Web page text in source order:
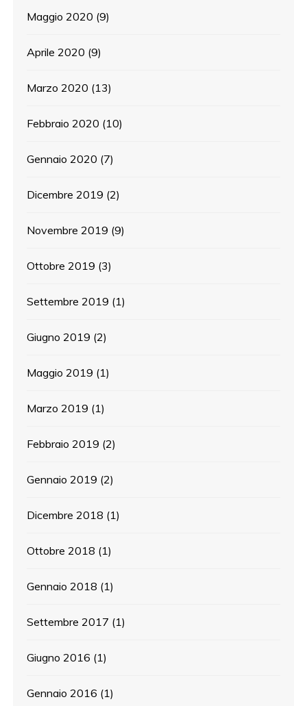
Maggio 2020 (9)
Aprile 2020 (9)
Marzo 2020 (13)
Febbraio 2020 (10)
Gennaio 2020 (7)
Dicembre 2019 (2)
Novembre 2019 (9)
Ottobre 2019 (3)
Settembre 2019 (1)
Giugno 2019 (2)
Maggio 2019 (1)
Marzo 2019 (1)
Febbraio 2019 (2)
Gennaio 2019 (2)
Dicembre 2018 (1)
Ottobre 2018 (1)
Gennaio 2018 (1)
Settembre 2017 (1)
Giugno 2016 (1)
Gennaio 2016 (1)